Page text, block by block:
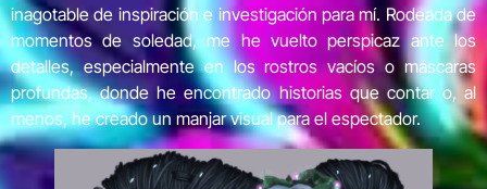
inagotable de inspiración e investigación para mí. Rodeada de
momentos de soledad, me he vuelto perspicaz ante los
detalles, especialmente en los rostros vacíos o máscaras
profundas, donde he encontrado historias que contar o, al
menos, he creado un manjar visual para el espectador.